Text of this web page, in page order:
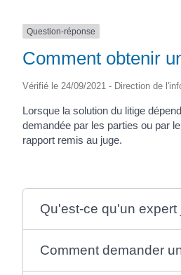
Question-réponse
Comment obtenir
Vérifié le 24/09/2021 - Direction de
Lorsque la solution du litige
demandée par les parties ou par
rapport remis au juge.
Qu'est-ce qu'un expert
Comment demander